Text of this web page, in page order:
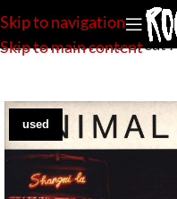
Skip to navigation
Skip to main content
Love Is Just The Great
used